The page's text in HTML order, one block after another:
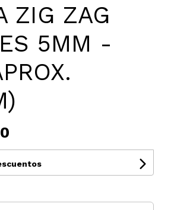
ZIG ZAG
5MM -